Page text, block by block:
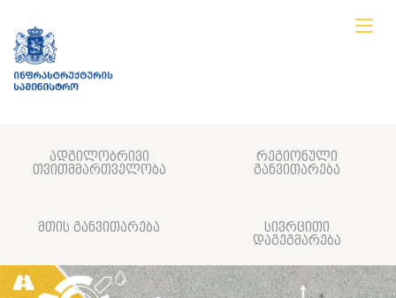
ადგილობრივი
თვითმმართველობა
რეგიონული
განვითარება
მთის განვითარება
სივრცითი
დაგეგმარება